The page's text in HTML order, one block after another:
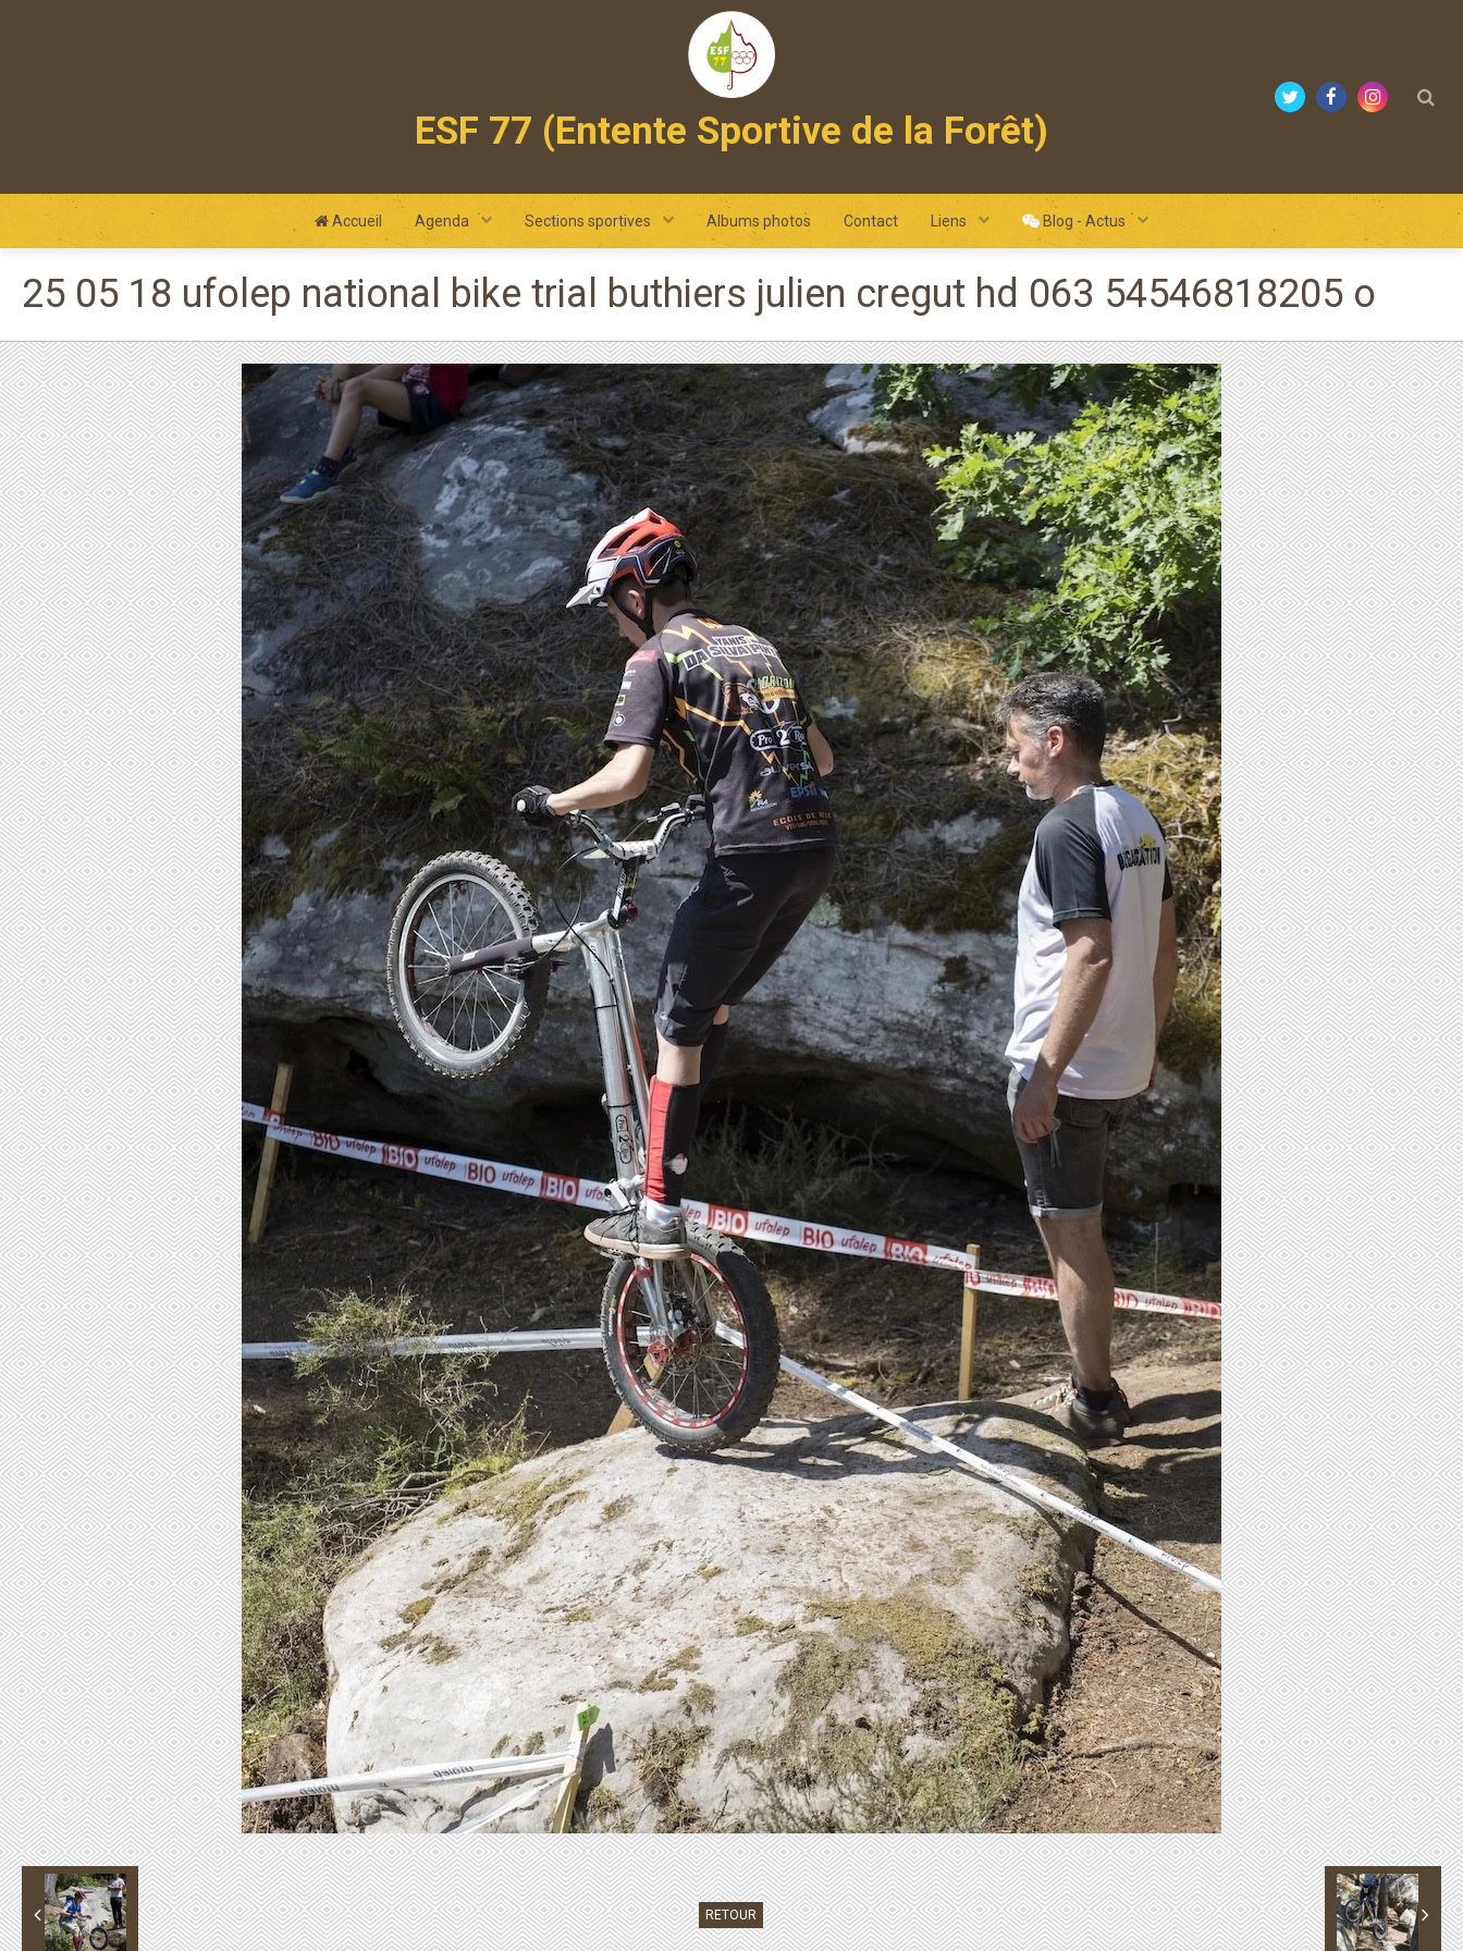
ESF 77 (Entente Sportive de la Forêt)
Accueil Agenda Sections sportives Albums photos Contact Liens Blog - Actus
25 05 18 ufolep national bike trial buthiers julien cregut hd 063 54546818205 o
RETOUR